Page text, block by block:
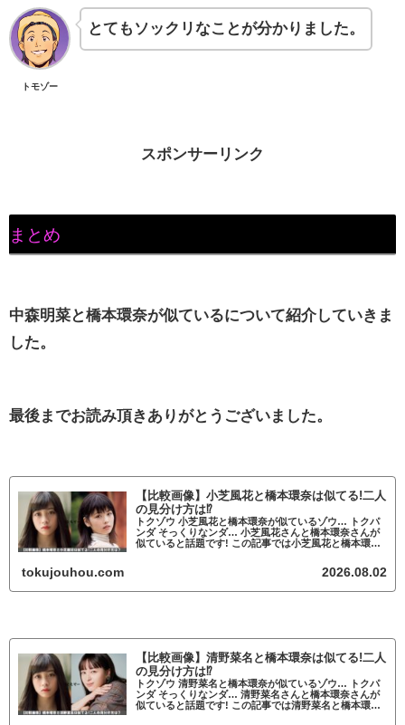
トモゾー
とてもソックリなことが分かりました。
スポンサーリンク
まとめ
中森明菜と橋本環奈が似ているについて紹介していきま
した。
最後までお読み頂きありがとうございました。
【比較画像】小芝風花と橋本環奈は似てる!二人
の見分け方は⁉
トクゾウ 小芝風花と橋本環奈が似ているゾウ… トクパ
ンダ そっくりなンダ… 小芝風花さんと橋本環奈さんが
似ていると話題です! この記事では小芝風花と橋本環奈
tokujouhou.com 2026.08.02
【比較画像】清野菜名と橋本環奈は似てる!二人
の見分け方は⁉
トクゾウ 清野菜名と橋本環奈が似ているゾウ… トクパ
ンダ そっくりなンダ… 清野菜名さんと橋本環奈さんが
似ていると話題です! この記事では清野菜名と橋本環奈